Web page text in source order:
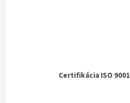
Certifikácia ISO 9001